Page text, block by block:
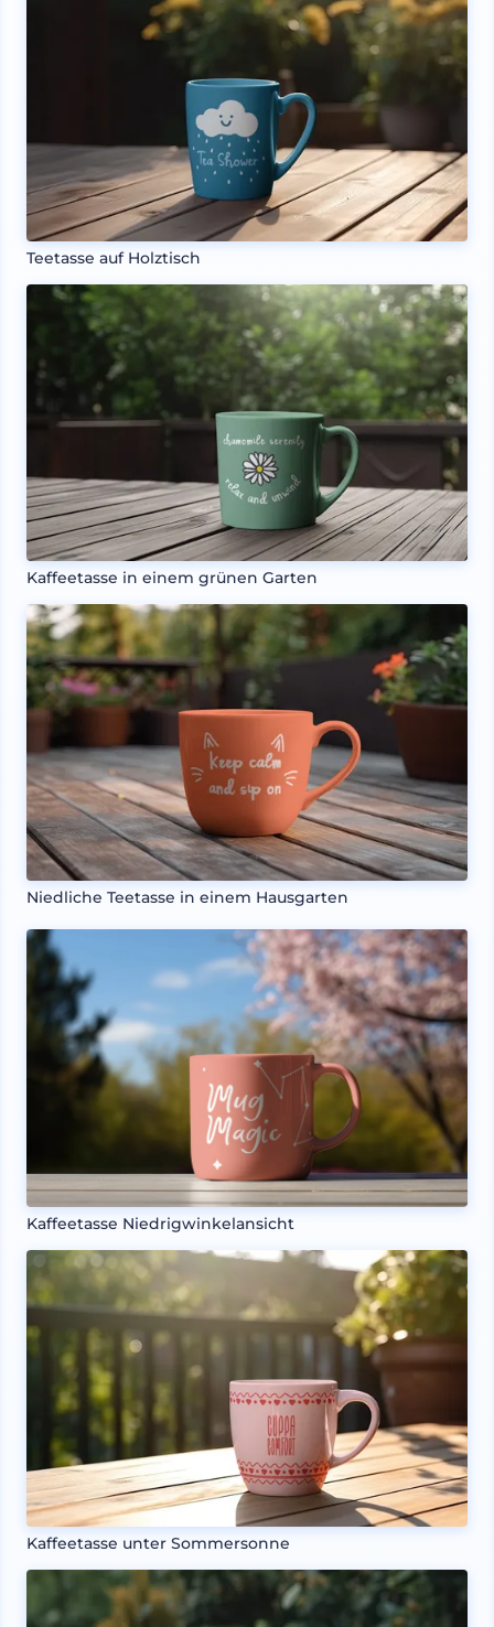
Teetasse auf Holztisch
Kaffeetasse in einem grünen Garten
Niedliche Teetasse in einem Hausgarten
Kaffeetasse Niedrigwinkelansicht
Kaffeetasse unter Sommersonne